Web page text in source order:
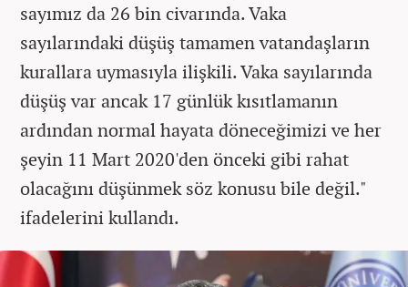
sayımız da 26 bin civarında. Vaka
sayılarındaki düşüş tamamen vatandaşların
kurallara uymasıyla ilişkili. Vaka sayılarında
düşüş var ancak 17 günlük kısıtlamanın
ardından normal hayata döneceğimizi ve her
şeyin 11 Mart 2020'den önceki gibi rahat
olacağını düşünmek söz konusu bile değil."
ifadelerini kullandı.